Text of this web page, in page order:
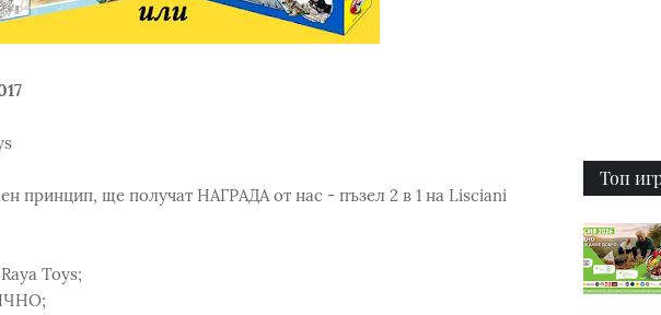
принцип, ще получат НАГРАДА от нас - пъзел 2 в 1 на Lisciani
Toys;
Топ